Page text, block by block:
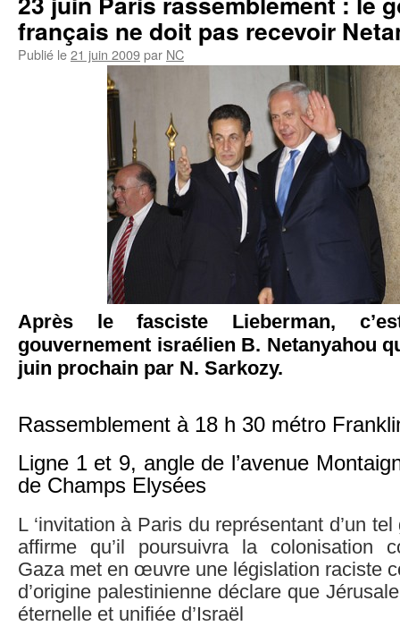
français ne doit pas recevoir
Publié le21 juin 2009par NC
Après le fasciste Lieberman,
gouvernement israélien B. Netanyahou
juin prochain par N. Sarkozy.
Rassemblement à 18 h 30 métro
Ligne 1 et 9, angle de l’avenue
de Champs Elysées
L ‘invitation à Paris du représentant d’un
affirme qu’il poursuivra la colonisation
Gaza met en œuvre une législation raciste
d’origine palestinienne déclare que
éternelle et unifiée d’Israël